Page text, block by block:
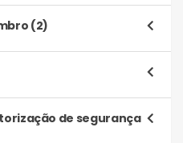
a sua candidatura
(2)
consigo, que incluirá:
seus pontos oude segurança